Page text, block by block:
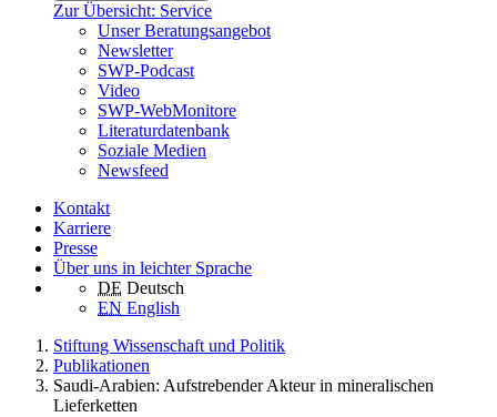
Zur Übersicht: Service
Unser Beratungsangebot
Newsletter
SWP-Podcast
Video
SWP-WebMonitore
Literaturdatenbank
Soziale Medien
Newsfeed
Kontakt
Karriere
Presse
Über uns in leichter Sprache
DE Deutsch
EN English
Stiftung Wissenschaft und Politik
Publikationen
Saudi-Arabien: Aufstrebender Akteur in mineralischen
Lieferketten